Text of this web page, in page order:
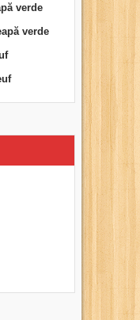
verde
verde